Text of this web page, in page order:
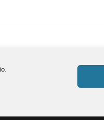
| info@argilesbisbal.com | 972 641 087